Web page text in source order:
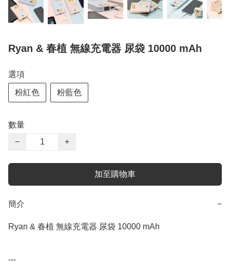
Ryan & 春植 無線充電器 尿袋 10000 mAh
選項
粉紅色 粉藍色
數量
−
+
加至購物車
簡介 −
Ryan & 春植 無線充電器 尿袋 10000 mAh
---